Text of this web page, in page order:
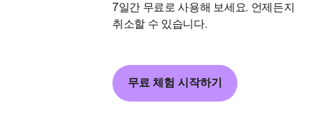
7일간 무료로 사용해 보세요. 언제든지
취소할 수 있습니다.
무료 체험 시작하기